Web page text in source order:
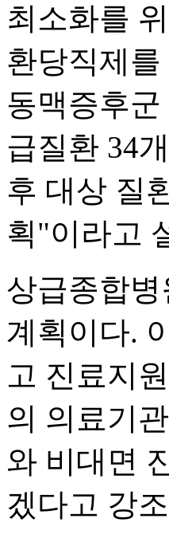
최소화를
환당직제
동맥증후
급질환 34
후 대상 질
획"이라고
상급종합
계획이다.
고 진료지
의 의료기
와 비대면
겠다고 강